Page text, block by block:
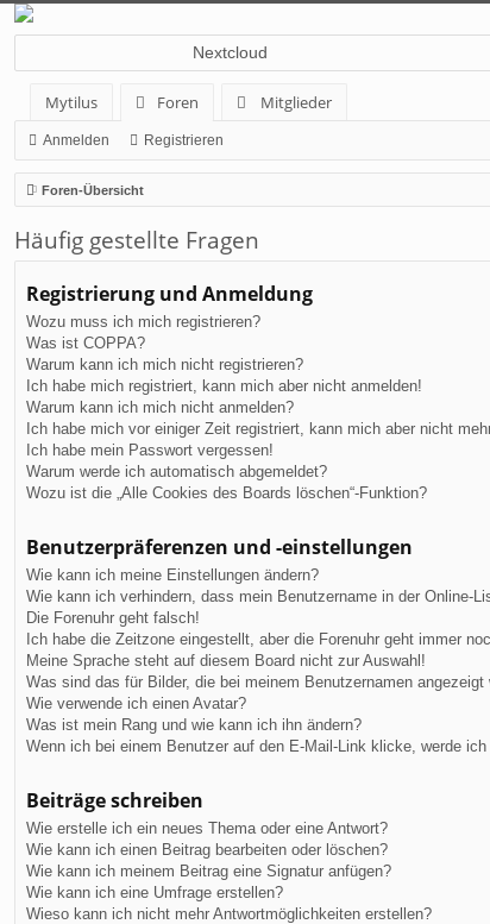
Nextcloud
Mytilus Foren
Mitglieder
Anmelden Registrieren
Foren-Übersicht
Häufig gestellte Fragen
Registrierung und Anmeldung
Wozu muss ich mich registrieren?
Was ist COPPA?
Warum kann ich mich nicht registrieren?
Ich habe mich registriert, kann mich aber nicht anmelden!
Warum kann ich mich nicht anmelden?
Ich habe mich vor einiger Zeit registriert, kann mich aber nicht
Ich habe mein Passwort vergessen!
Warum werde ich automatisch abgemeldet?
Wozu ist die „Alle Cookies des Boards löschen“-Funktion?
Benutzerpräferenzen und -einstellungen
Wie kann ich meine Einstellungen ändern?
Wie kann ich verhindern, dass mein Benutzername in der Online-
Die Forenuhr geht falsch!
Ich habe die Zeitzone eingestellt, aber die Forenuhr geht immer
Meine Sprache steht auf diesem Board nicht zur Auswahl!
Was sind das für Bilder, die bei meinem Benutzernamen angezeigt
Wie verwende ich einen Avatar?
Was ist mein Rang und wie kann ich ihn ändern?
Wenn ich bei einem Benutzer auf den E-Mail-Link klicke, werde
Beiträge schreiben
Wie erstelle ich ein neues Thema oder eine Antwort?
Wie kann ich einen Beitrag bearbeiten oder löschen?
Wie kann ich meinem Beitrag eine Signatur anfügen?
Wie kann ich eine Umfrage erstellen?
Wieso kann ich nicht mehr Antwortmöglichkeiten erstellen?